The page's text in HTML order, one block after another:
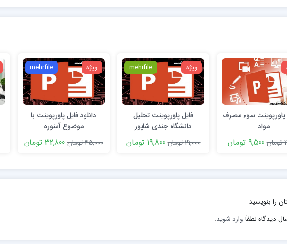
پاورپوینت سوء مصرف
مواد
9,500 تومان
ویژه mehrfile
فایل پاورپوینت تحلیل
دانشگاه جندی شاپور
21,000 تومان
19,800 تومان
ویژه mehrfile
دانلود فایل پاورپوینت با
موضوع آمنوره
35,000 تومان
32,800 تومان
را بنویسید
دیدگاه لطفاً وارد شوید.